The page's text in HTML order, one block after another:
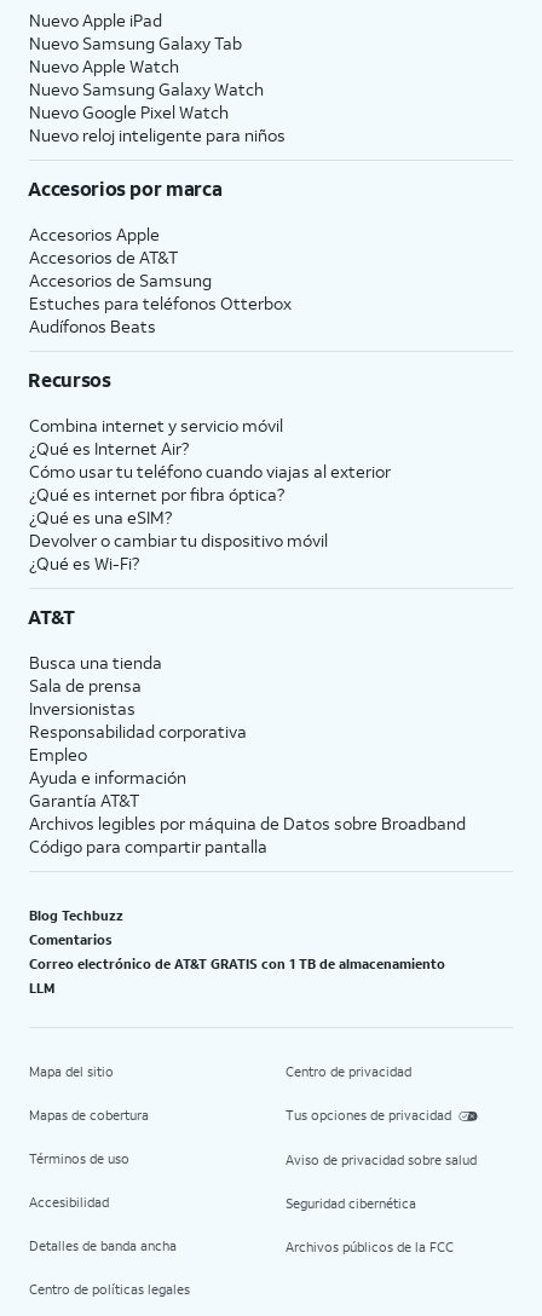
Nuevo Apple iPad
Nuevo Samsung Galaxy Tab
Nuevo Apple Watch
Nuevo Samsung Galaxy Watch
Nuevo Google Pixel Watch
Nuevo reloj inteligente para niños
Accesorios por marca
Accesorios Apple
Accesorios de AT&T
Accesorios de Samsung
Estuches para teléfonos Otterbox
Audífonos Beats
Recursos
Combina internet y servicio móvil
¿Qué es Internet Air?
Cómo usar tu teléfono cuando viajas al exterior
¿Qué es internet por fibra óptica?
¿Qué es una eSIM?
Devolver o cambiar tu dispositivo móvil
¿Qué es Wi-Fi?
AT&T
Busca una tienda
Sala de prensa
Inversionistas
Responsabilidad corporativa
Empleo
Ayuda e información
Garantía AT&T
Archivos legibles por máquina de Datos sobre Broadband
Código para compartir pantalla
Blog Techbuzz
Comentarios
Correo electrónico de AT&T GRATIS con 1 TB de almacenamiento
LLM
Mapa del sitio
Mapas de cobertura
Términos de uso
Accesibilidad
Detalles de banda ancha
Centro de políticas legales
Centro de privacidad
Tus opciones de privacidad
Aviso de privacidad sobre salud
Seguridad cibernética
Archivos públicos de la FCC